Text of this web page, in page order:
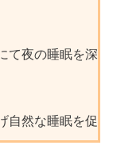
て夜の睡眠を深
自然な睡眠を促